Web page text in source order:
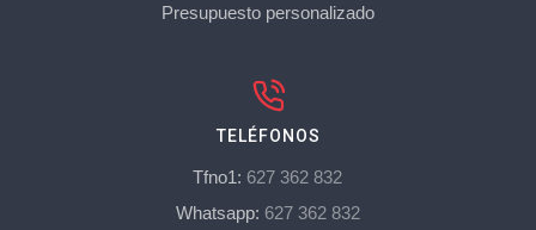
Presupuesto personalizado
TELÉFONOS
Tfno1: 627 362 832
Whatsapp: 627 362 832